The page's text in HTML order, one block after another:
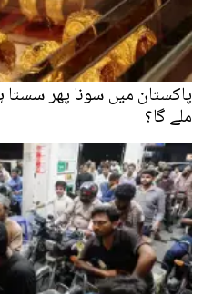
پاکستان میں سونا پھر سستا
ملے گا؟